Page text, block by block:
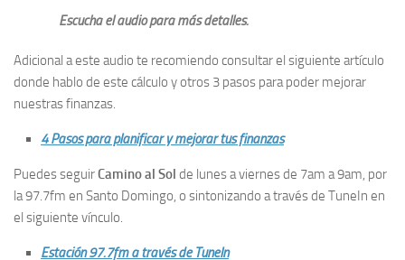
Escucha el audio para más detalles.
Adicional a este audio te recomiendo consultar el siguiente artículo
donde hablo de este cálculo y otros 3 pasos para poder mejorar
nuestras finanzas.
4 Pasos para planificar y mejorar tus finanzas
Puedes seguirCamino al Sol de lunes a viernes de 7am a 9am, por
la 97.7fm en Santo Domingo, o sintonizando a través de TuneIn en
el siguiente vínculo.
Estación 97.7fm a través de TuneIn